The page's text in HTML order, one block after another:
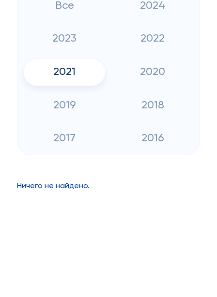
Все 2024
2023 2022
2021 2020
2019 2018
2017 2016
Ничего не найдено.